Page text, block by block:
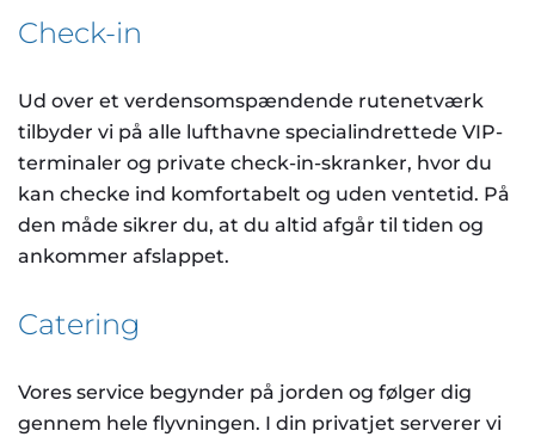
Check-in
Ud over et verdensomspændende rutenetværk
tilbyder vi på alle lufthavne specialindrettede VIP-
terminaler og private check-in-skranker, hvor du
kan checke ind komfortabelt og uden ventetid. På
den måde sikrer du, at du altid afgår til tiden og
ankommer afslappet.
Catering
Vores service begynder på jorden og følger dig
gennem hele flyvningen. I din privatjet serverer vi